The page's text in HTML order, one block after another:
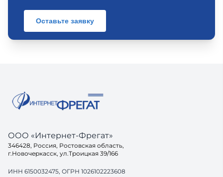
Оставьте заявку
ООО «Интернет-Фрегат»
346428, Россия, Ростовская область,
г.Новочеркасск, ул.Троицкая 39/166
ИНН 6150032475, ОГРН 1026102223608